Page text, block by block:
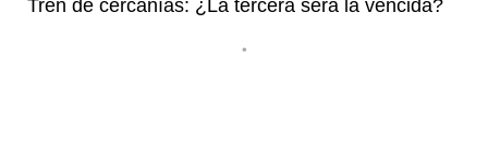
Tren de cercanías: ¿La tercera será la vencida?
•